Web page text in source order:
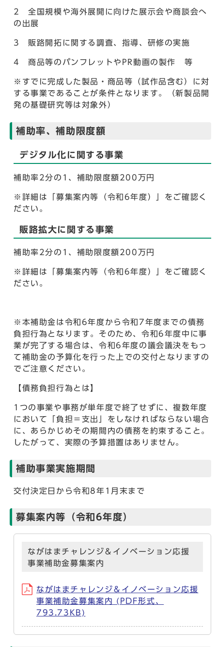
2 全国規模や海外展開に向けた展示会や商談会へ
の出展
3 販路開拓に関する調査、指導、研修の実施
4 商品等のパンフレットやPR動画の製作 等
※すでに完成した製品・商品等（試作品含む）に対
する事業であることが条件となります。（新製品開
発の基礎研究等は対象外）
補助率、補助限度額
デジタル化に関する事業
補助率2分の1、補助限度額200万円
※詳細は「募集案内等（令和6年度）」をご確認く
ださい。
販路拡大に関する事業
補助率2分の1、補助限度額200万円
※詳細は「募集案内等（令和6年度）」をご確認く
ださい。
※本補助金は令和6年度から令和7年度までの債務
負担行為となります。そのため、令和6年度中に事
業が完了する場合は、令和6年度の議会議決をもっ
て補助金の予算化を行った上での交付となりますの
でご注意ください。
【債務負担行為とは】
1つの事業や事務が単年度で終了せずに、複数年度
において「負担＝支出」をしなければならない場合
に、あらかじめその期間内の債務を約束すること。
したがって、実際の予算措置はありません。
補助事業実施期間
交付決定日から令和8年1月末まで
募集案内等（令和6年度）
ながはまチャレンジ＆イノベーション応援
事業補助金募集案内
ながはまチャレンジ＆イノベーション応援
事業補助金募集案内 (PDF形式、
793.73KB)